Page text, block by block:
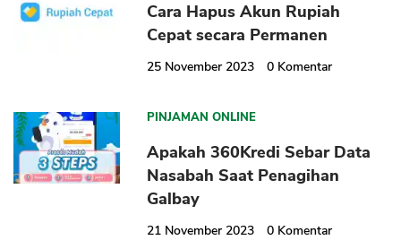
Cara Hapus Akun Rupiah
Cepat secara Permanen
25 November 2023 0 Komentar
PINJAMAN ONLINE
Apakah 360Kredi Sebar Data
Nasabah Saat Penagihan
Galbay
21 November 2023 0 Komentar